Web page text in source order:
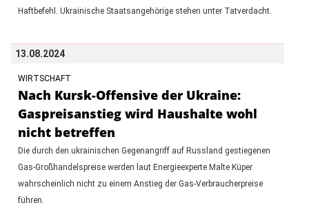
Haftbefehl. Ukrainische Staatsangehörige stehen unter Tatverdacht.
13.08.2024
WIRTSCHAFT
Nach Kursk-Offensive der Ukraine:
Gaspreisanstieg wird Haushalte wohl
nicht betreffen
Die durch den ukrainischen Gegenangriff auf Russland gestiegenen
Gas-Großhandelspreise werden laut Energieexperte Malte Küper
wahrscheinlich nicht zu einem Anstieg der Gas-Verbraucherpreise
führen.